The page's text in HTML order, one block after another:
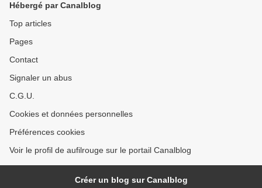
Hébergé par Canalblog
Top articles
Pages
Contact
Signaler un abus
C.G.U.
Cookies et données personnelles
Préférences cookies
Voir le profil de aufilrouge sur le portail Canalblog
Créer un blog sur Canalblog